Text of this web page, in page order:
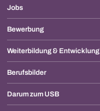
Jobs
Bewerbung
Weiterbildung & Entwicklung
Berufsbilder
Darum zum USB